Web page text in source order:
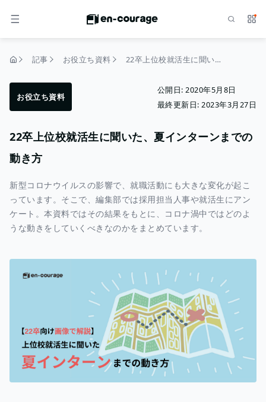
メニュー サ
記事 お役立ち資料 22卒上位校就活生に聞いた、夏インターンまでの動き方
お役立ち資料
公開日: 2020年5月8日
最終更新日: 2023年3月27日
22卒上位校就活生に聞いた、夏インターンまでの
動き方
新型コロナウイルスの影響で、就職活動にも大きな変化が起こ
っています。そこで、編集部では採用担当人事や就活生にアン
ケート。本資料ではその結果をもとに、コロナ渦中ではどのよ
うな動きをしていくべきなのかをまとめています。